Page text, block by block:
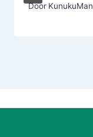
Door KunukuMan